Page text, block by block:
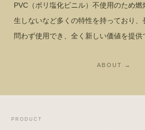
PVC（ポリ塩化ビニル）不使用のため
生しないなど多くの特性を持っており
問わず使用でき、全く新しい価値を提供
ABOUT →
PRODUCT